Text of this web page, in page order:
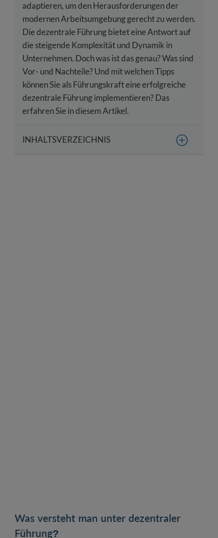
adaptieren, um den Herausforderungen der
modernen Arbeitsumgebung gerecht zu werden.
Die dezentrale Führung bietet eine Antwort auf
die steigende Komplexität und Dynamik in
Unternehmen. Doch was ist das genau? Was sind
Vor- und Nachteile? Und mit welchen Tipps
können Sie als Führungskraft eine erfolgreiche
dezentrale Führung implementieren? Das
erfahren Sie in diesem Artikel.
INHALTSVERZEICHNIS
Was versteht man unter dezentraler
Führung?